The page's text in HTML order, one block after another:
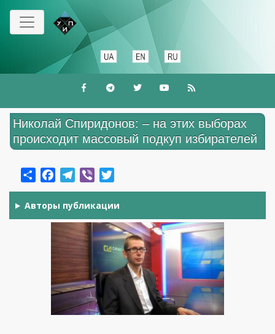
Перейти
основному
Николай Спиридонов: – на этих выборах
происходит массовый подкуп избирателей
ShareFacebookTelegram
Viber
Авторы публикации